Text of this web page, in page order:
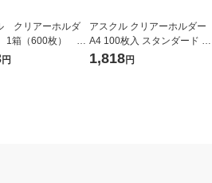
クリアーホルダ
箱（600枚） ス
ド ファイル（イ
円
アスクル クリアーホルダー
A4 100枚入 スタンダード フ
ァイル 1セット（100枚×2
1,818円